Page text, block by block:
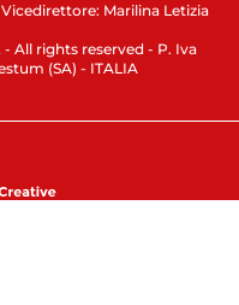
Marilina Letizia
- All rights reserved - P. Iva
(SA) - ITALIA